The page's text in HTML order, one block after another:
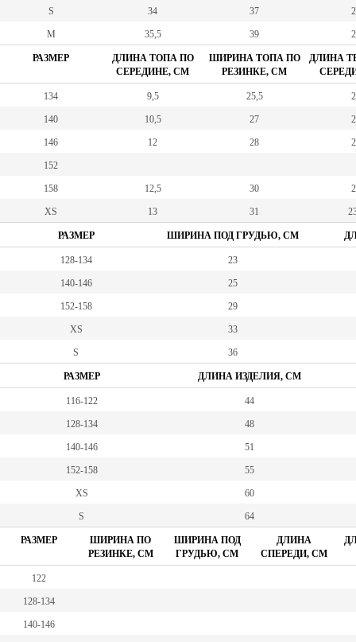
S 34 37
M 35,5 39
РАЗМЕР
ДЛИНА ТОПА ПО
СЕРЕДИНЕ, СМ
ШИРИНА ТОПА ПО
РЕЗИНКЕ, СМ
ДЛИНА
134 9,5 25,5
140 10,5 27
146 12 28
152
158 12,5 30
XS 13 31
РАЗМЕР ШИРИНА ПОД ГРУДЬЮ, СМ
128-134 23
140-146 25
152-158 29
XS 33
S 36
РАЗМЕР ДЛИНА ИЗДЕЛИЯ, СМ
116-122 44
128-134 48
140-146 51
152-158 55
XS 60
S 64
РАЗМЕР
ШИРИНА ПО
РЕЗИНКЕ, СМ
ШИРИНА ПОД
ГРУДЬЮ, СМ
ДЛИНА
СПЕРЕДИ, СМ
122
128-134
140-146